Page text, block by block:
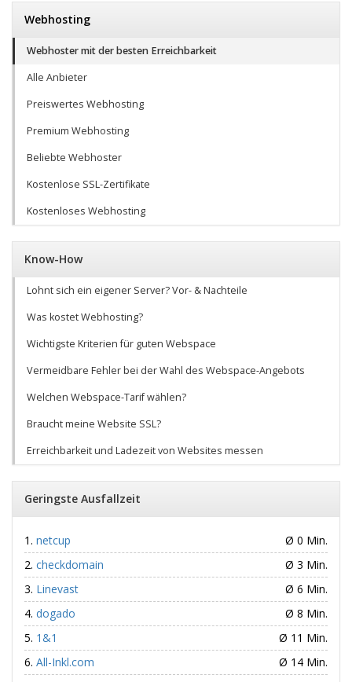
Webhosting
Webhoster mit der besten Erreichbarkeit
Alle Anbieter
Preiswertes Webhosting
Premium Webhosting
Beliebte Webhoster
Kostenlose SSL-Zertifikate
Kostenloses Webhosting
Know-How
Lohnt sich ein eigener Server? Vor- & Nachteile
Was kostet Webhosting?
Wichtigste Kriterien für guten Webspace
Vermeidbare Fehler bei der Wahl des Webspace-Angebots
Welchen Webspace-Tarif wählen?
Braucht meine Website SSL?
Erreichbarkeit und Ladezeit von Websites messen
Geringste Ausfallzeit
netcup
Ø 0 Min.
checkdomain
Ø 3 Min.
Linevast
Ø 6 Min.
dogado
Ø 8 Min.
1&1
Ø 11 Min.
All-Inkl.com
Ø 14 Min.